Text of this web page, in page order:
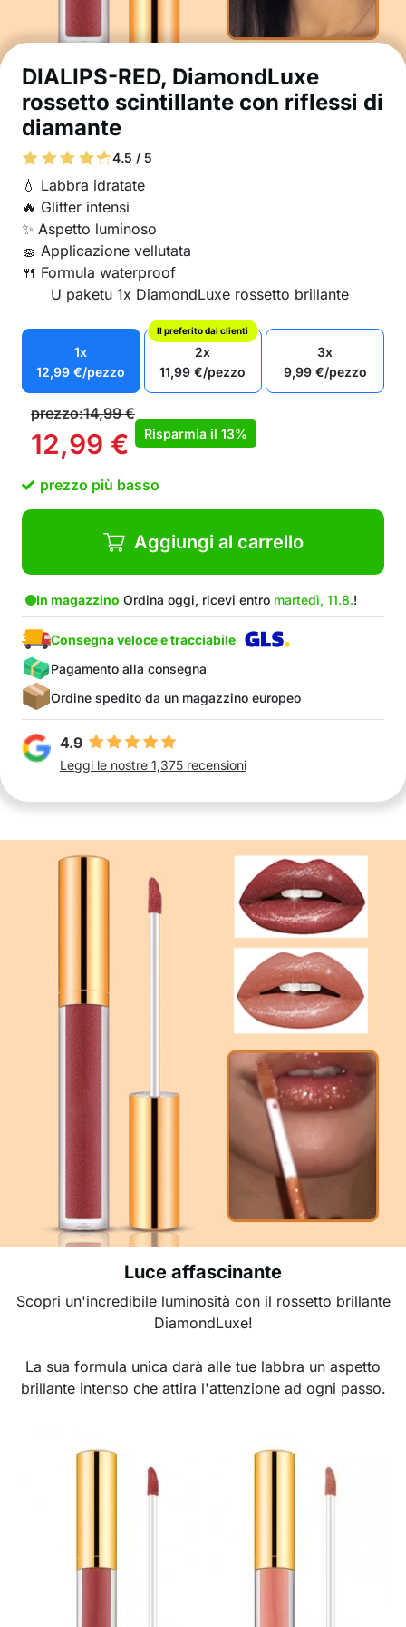
DIALIPS-RED, DiamondLuxe
rossetto scintillante con riflessi di
diamante
4.5 / 5
💧 Labbra idratate
🔥 Glitter intensi
✨ Aspetto luminoso
🧽 Applicazione vellutata
🍴 Formula waterproof
U paketu 1x DiamondLuxe rossetto brillante
1x
12,99€/pezzo
Il preferito dai clienti
2x
11,99€/pezzo
3x
9,99 €/pezzo
prezzo:14,99€
12,99 € Risparmia il 13%
prezzo più basso
Aggiungi al carrello
In magazzino Ordina oggi, ricevi entro martedì, 11.8.!
Consegna veloce e tracciabile
Pagamento alla consegna
Ordine spedito da un magazzino europeo
4.9
Leggi le nostre 1,375 recensioni
Luce affascinante
Scopri un'incredibile luminosità con il rossetto brillante
DiamondLuxe!
La sua formula unica darà alle tue labbra un aspetto
brillante intenso che attira l'attenzione ad ogni passo.